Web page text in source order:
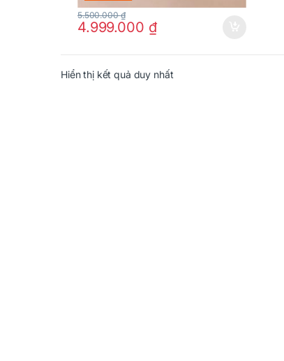
4.999.000 ₫
5.500.000₫
Hiển thị kết quả duy nhất